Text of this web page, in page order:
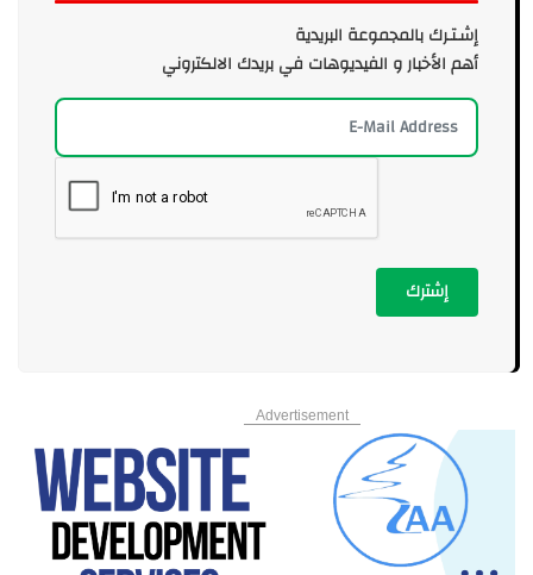
إشـتـرك بالمجموعة البريدية
أهم الأخبار و الفيديوهات في بريدك الالكتروني
إشترك
Advertisement